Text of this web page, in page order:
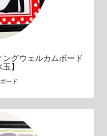
グウェルカムボード
玉】
ード